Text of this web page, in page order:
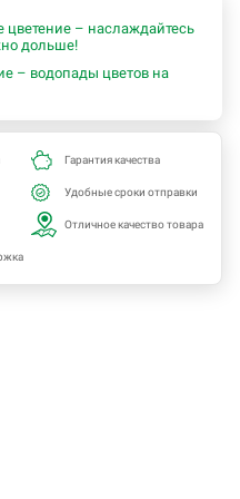
цветение – наслаждайтесь
дольше!
– водопады цветов на
Гарантия качества
Удобные сроки отправки
Отличное качество товара